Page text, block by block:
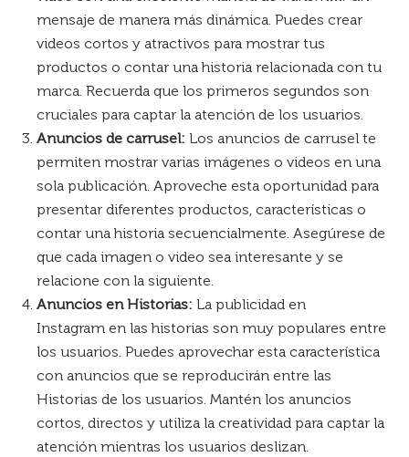
mensaje de manera más dinámica. Puedes crear
videos cortos y atractivos para mostrar tus
productos o contar una historia relacionada con tu
marca. Recuerda que los primeros segundos son
cruciales para captar la atención de los usuarios.
Anuncios de carrusel: Los anuncios de carrusel te
permiten mostrar varias imágenes o videos en una
sola publicación. Aproveche esta oportunidad para
presentar diferentes productos, características o
contar una historia secuencialmente. Asegúrese de
que cada imagen o video sea interesante y se
relacione con la siguiente.
Anuncios en Historias: La publicidad en
Instagram en las historias son muy populares entre
los usuarios. Puedes aprovechar esta característica
con anuncios que se reproducirán entre las
Historias de los usuarios. Mantén los anuncios
cortos, directos y utiliza la creatividad para captar la
atención mientras los usuarios deslizan.